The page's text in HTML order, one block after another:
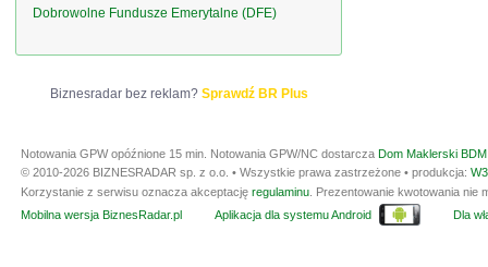
Dobrowolne Fundusze Emerytalne (DFE)
Biznesradar bez reklam? Sprawdź BR Plus
Notowania GPW opóźnione 15 min. Notowania GPW/NC dostarcza Dom Maklerski
© 2010-2026 BIZNESRADAR sp. z o.o. • Wszystkie prawa zastrzeżone • produkcja:
Korzystanie z serwisu oznacza akceptację regulaminu . Prezentowanie kwotowania
Mobilna wersja BiznesRadar.pl
Aplikacja dla systemu Android Dla